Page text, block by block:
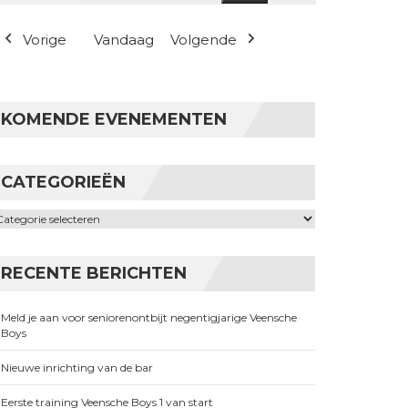
Vorige Vandaag Volgende
KOMENDE EVENEMENTEN
CATEGORIEËN
RECENTE BERICHTEN
Meld je aan voor seniorenontbijt negentigjarige Veensche
Boys
Nieuwe inrichting van de bar
Eerste training Veensche Boys 1 van start